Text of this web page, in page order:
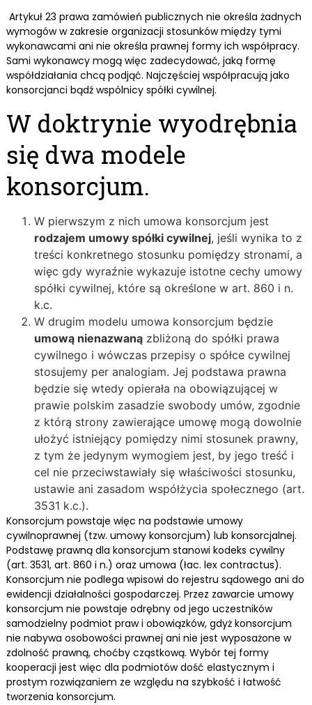
Artykuł 23 prawa zamówień publicznych nie określa żadnych
wymogów w zakresie organizacji stosunków między tymi
wykonawcami ani nie określa prawnej formy ich współpracy.
Sami wykonawcy mogą więc zadecydować, jaką formę
współdziałania chcą podjąć. Najczęściej współpracują jako
konsorcjanci bądź wspólnicy spółki cywilnej.
W doktrynie wyodrębnia
się dwa modele
konsorcjum.
W pierwszym z nich umowa konsorcjum jest
rodzajem umowy spółki cywilnej, jeśli wynika to z
treści konkretnego stosunku pomiędzy stronami, a
więc gdy wyraźnie wykazuje istotne cechy umowy
spółki cywilnej, które są określone w art. 860 i n.
k.c.
W drugim modelu umowa konsorcjum będzie
umową nienazwanązbliżoną do spółki prawa
cywilnego i wówczas przepisy o spółce cywilnej
stosujemy per analogiam. Jej podstawa prawna
będzie się wtedy opierała na obowiązującej w
prawie polskim zasadzie swobody umów, zgodnie
z którą strony zawierające umowę mogą dowolnie
ułożyć istniejący pomiędzy nimi stosunek prawny,
z tym że jedynym wymogiem jest, by jego treść i
cel nie przeciwstawiały się właściwości stosunku,
ustawie ani zasadom współżycia społecznego (art.
3531 k.c.).
Konsorcjum powstaje więc na podstawie umowy
cywilnoprawnej (tzw. umowy konsorcjum) lub konsorcjalnej.
Podstawę prawną dla konsorcjum stanowi kodeks cywilny
(art. 3531, art. 860 i n.) oraz umowa (łac. lex contractus).
Konsorcjum nie podlega wpisowi do rejestru sądowego ani do
ewidencji działalności gospodarczej. Przez zawarcie umowy
konsorcjum nie powstaje odrębny od jego uczestników
samodzielny podmiot praw i obowiązków, gdyż konsorcjum
nie nabywa osobowości prawnej ani nie jest wyposażone w
zdolność prawną, choćby cząstkową. Wybór tej formy
kooperacji jest więc dla podmiotów dość elastycznym i
prostym rozwiązaniem ze względu na szybkość i łatwość
tworzenia konsorcjum.